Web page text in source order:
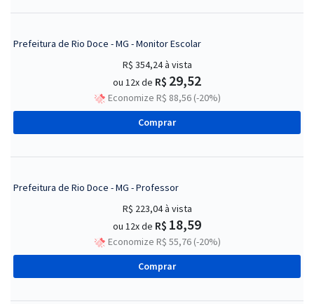
Prefeitura de Rio Doce - MG - Monitor Escolar
R$ 354,24à vista
ou 12x de R$ 29,52
Economize R$ 88,56 (-20%)
Comprar
Prefeitura de Rio Doce - MG - Professor
R$ 223,04à vista
ou 12x de R$ 18,59
Economize R$ 55,76 (-20%)
Comprar